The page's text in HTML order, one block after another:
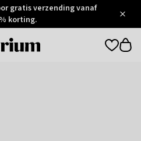
gratis verzending vanaf
korting.
Otrium